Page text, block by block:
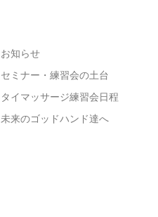
お知らせ
セミナー・練習会の土台
タイマッサージ練習会日程
未来のゴッドハンド達へ